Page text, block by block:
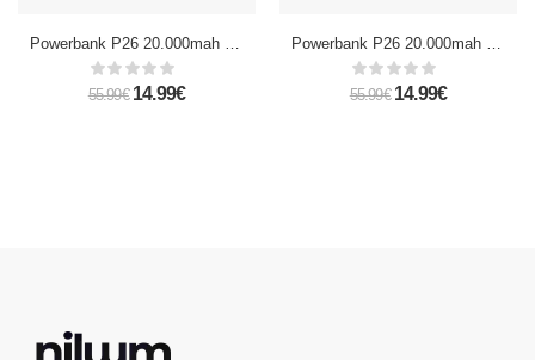
Powerbank P26 20.000mah doble USB con pantalla
55.99€ 14.99€
Powerbank P26 20.000mah doble USB con pantalla
55.99€ 14.99€